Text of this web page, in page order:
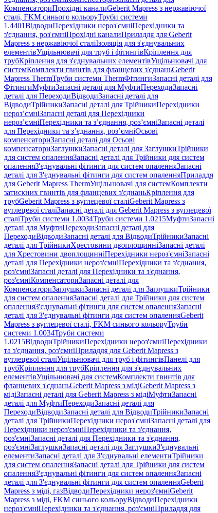
КомпенсаториПрохідні каналиGeberit Mapress з нержавіючої
сталі, FKM синього кольоруТруби системи
1.4401ВідводиПерехідники нероз'ємніПерехідники та
з'єднання, роз'ємніПрохідні каналиПриладдя для Geberit
Mapress з нержавіючої сталіІзоляція для з'єднувальних
елементівУщільнювачі для труб і фітингівКріплення для
трубКріплення для з'єднувальних елементівУщільнювачі для
системКомплекти гвинтів для фланцевих з'єднаньGeberit
Mapress ThermТруби системи ThermФітингиЗапасні деталі для
ФітингиМуфтиЗапасні деталі для МуфтиПереходиЗапасні
деталі для ПереходиВідводиЗапасні деталі для
ВідводиТрійникиЗапасні деталі для ТрійникиПерехідники
нероз’ємніЗапасні деталі для Перехідники
нероз’ємніПерехідники та з’єднання, роз’ємніЗапасні деталі
для Перехідники та з’єднання, роз’ємніОсьові
компенсаториЗапасні деталі для Осьові
компенсаториЗаглушкиЗапасні деталі для ЗаглушкиТрійники
для систем опаленняЗапасні деталі для Трійники для систем
опаленняЗ'єднувальні фітинги для систем опаленняЗапасні
деталі для З'єднувальні фітинги для систем опаленняПриладдя
для Geberit Mapress ThermУщільнювачі для системКомплекти
затискних гвинтів для фланцевих з'єднаньКріплення для
трубGeberit Mapress з вуглецевої сталіGeberit Mapress з
вуглецевої сталіЗапасні деталі для Geberit Mapress з вуглецевої
сталіТруби системи 1.0034Труби системи 1.0215МуфтиЗапасні
деталі для МуфтиПереходиЗапасні деталі для
ПереходиВідводиЗапасні деталі для ВідводиТрійникиЗапасні
деталі для ТрійникиХрестовини двоплощинніЗапасні деталі
для Хрестовини двоплощинніПерехідники нероз'ємніЗапасні
деталі для Перехідники нероз'ємніПерехідники та з'єднання,
роз'ємніЗапасні деталі для Перехідники та з'єднання,
роз'ємніКомпенсаториЗапасні деталі для
КомпенсаториЗаглушкиЗапасні деталі для ЗаглушкиТрійники
для систем опаленняЗапасні деталі для Трійники для систем
опаленняЗ'єднувальні фітинги для систем опаленняЗапасні
деталі для З'єднувальні фітинги для систем опаленняGeberit
Mapress з вуглецевої сталі, FKM синього кольоруТруби
системи 1.0034Труби системи
1.0215ВідводиТрійникиПерехідники нероз'ємніПерехідники
та з'єднання, роз'ємніПриладдя для Geberit Mapress з
вуглецевої сталіУщільнювачі для труб і фітингівПанелі для
трубКріплення для трубКріплення для з'єднувальних
елементівУщільнювачі для системКомплекти гвинтів для
фланцевих з'єднаньGeberit Mapress з мідіGeberit Mapress з
мідіЗапасні деталі для Geberit Mapress з мідіМуфтиЗапасні
деталі для МуфтиПереходиЗапасні деталі для
ПереходиВідводиЗапасні деталі для ВідводиТрійникиЗапасні
деталі для ТрійникиПерехідники нероз'ємніЗапасні деталі для
Перехідники нероз'ємніПерехідники та з'єднання,
роз'ємніЗапасні деталі для Перехідники та з'єднання,
роз'ємніЗаглушкиЗапасні деталі для ЗаглушкиЗ'єднувальні
елементиЗапасні деталі для З'єднувальні елементиТрійники
для систем опаленняЗапасні деталі для Трійники для систем
опаленняЗ'єднувальні фітинги для систем опаленняЗапасні
деталі для З'єднувальні фітинги для систем опаленняGeberit
Mapress з міді, газВідводиПерехідники нероз'ємніGeberit
Mapress з міді, FKM синього кольоруВідводиПерехідники
нероз'ємніПерехідники та з'єднання, роз'ємніПриладдя для